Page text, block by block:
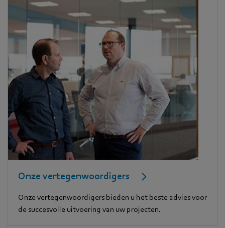
Onze vertegenwoordigers
Onze vertegenwoordigers bieden u het beste advies voor
de succesvolle uitvoering van uw projecten.